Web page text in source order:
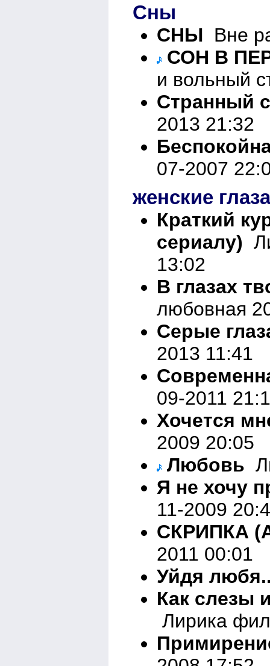
Сны
СНЫ Вне
СОН В
и вольный
Странный
2013 21:32
07-2007
женские глаза
Краткий
сериалу)
13:02
В глазах
любовная
Серые
2013 11:41
09-2011
Хочется
2009 20:05
Любовь
Я не хочу
11-2009
СКРИПКА
2011 00:01
Уйдя
Как слезы
Лирика